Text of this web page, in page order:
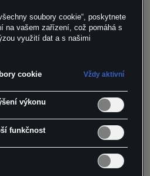
Kšiltovka CUPRA
,- Kč
soubory cookie“, poskytnete
na vašem zařízení, což pomáhá s
využití dat a s našimi
cookie Vždy aktivní
výkonu
funkčnost